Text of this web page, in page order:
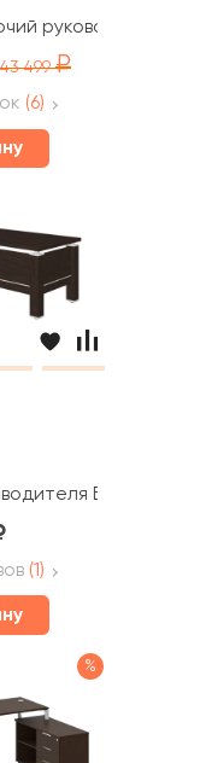
обр. м/к
руководителя
43 499
(6)
БНД-18N
(1)
%